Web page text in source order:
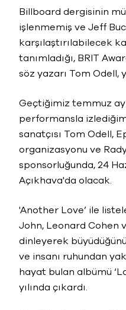
Billboard dergisinin
işlenmemiş ve Jeff
karşılaştırılabilecek
tanımladığı, BRIT
söz yazarı Tom Odell,
Geçtiğimiz temmuz
performansla
sanatçısı Tom Odell,
organizasyonu ve
sponsorluğunda, 24
Açıkhava'da olacak.
'Another Love’ ile
John, Leonard Cohen
dinleyerek
ve insanı ruhundan
hayat bulan albümü
yılında çıkardı.